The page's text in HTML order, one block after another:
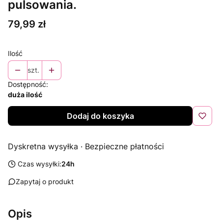
pulsowania.
Cena
79,99 zł
Ilość
szt.
Dostępność:
duża ilość
Dodaj do koszyka
Dyskretna wysyłka · Bezpieczne płatności
Czas wysyłki:24h
Zapytaj o produkt
Opis